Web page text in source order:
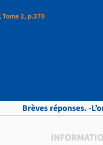
Tome 2, p.370
Brèves réponses. -